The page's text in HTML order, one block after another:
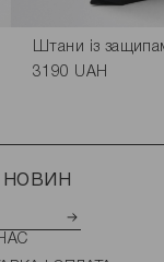
Штани із
3190 UAH
НОВИН